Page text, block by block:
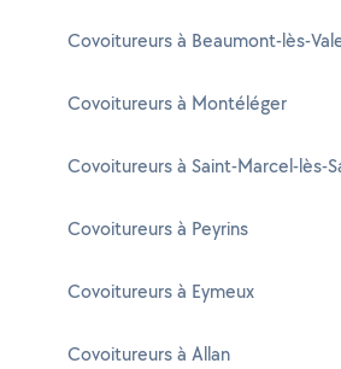
Covoitureurs à Beaumont-lès-
Covoitureurs à Montéléger
Covoitureurs à Saint-Marcel-lès-
Covoitureurs à Peyrins
Covoitureurs à Eymeux
Covoitureurs à Allan